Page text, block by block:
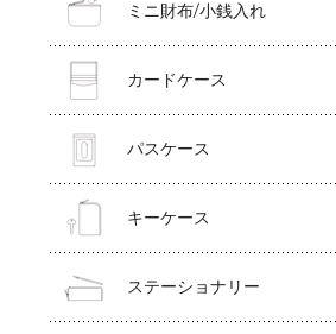
ミニ財布/小銭入れ
カードケース
パスケース
キーケース
ステーショナリー